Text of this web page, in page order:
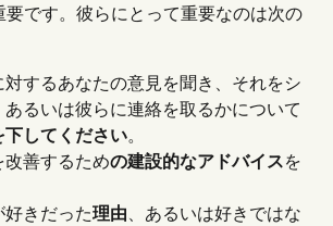
です。彼らにとって重要なのは次の
するあなたの意見を聞き、それをシ
あるいは彼らに連絡を取るかについて
してください。
善するための建設的なアドバイスを
きだった理由、あるいは好きではな